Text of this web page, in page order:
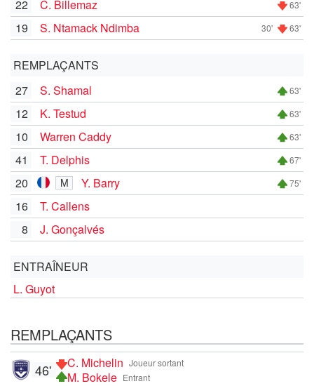
22 C. Billemaz 63'
19 S. Ntamack Ndimba 30' 63'
REMPLAÇANTS
27
S. Shamal 63'
12 K. Testud 63'
10 Warren Caddy 63'
41 T. Delphis 67'
20 M Y. Barry 75'
16
T. Callens
8
J. Gonçalvés
ENTRAÎNEUR
L. Guyot
REMPLAÇANTS
Joueur sortant
C. Michelin
Entrant
M. Bokele
46'